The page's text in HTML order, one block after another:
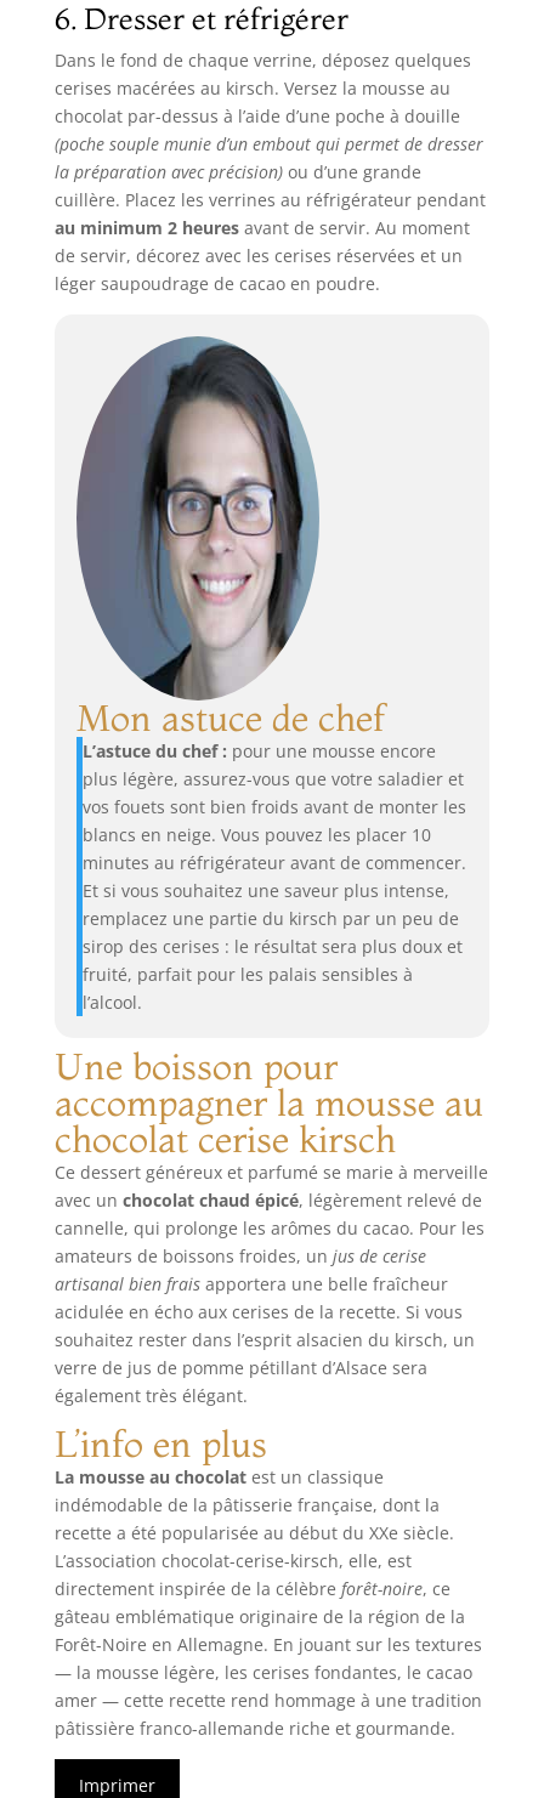
6. Dresser et réfrigérer
Dans le fond de chaque verrine, déposez quelques
cerises macérées au kirsch. Versez la mousse au
chocolat par-dessus à l’aide d’une poche à douille
(poche souple munie d’un embout qui permet de dresser
la préparation avec précision)ou d’une grande
cuillère. Placez les verrines au réfrigérateur pendant
au minimum 2 heuresavant de servir. Au moment
de servir, décorez avec les cerises réservées et un
léger saupoudrage de cacao en poudre.
Mon astuce de chef
L’astuce du chef : pour une mousse encore
plus légère, assurez-vous que votre saladier et
vos fouets sont bien froids avant de monter les
blancs en neige. Vous pouvez les placer 10
minutes au réfrigérateur avant de commencer.
Et si vous souhaitez une saveur plus intense,
remplacez une partie du kirsch par un peu de
sirop des cerises : le résultat sera plus doux et
fruité, parfait pour les palais sensibles à
l’alcool.
Une boisson pour
accompagner la mousse au
chocolat cerise kirsch
Ce dessert généreux et parfumé se marie à merveille
avec un chocolat chaud épicé, légèrement relevé de
cannelle, qui prolonge les arômes du cacao. Pour les
amateurs de boissons froides, un jus de cerise
artisanal bien fraisapportera une belle fraîcheur
acidulée en écho aux cerises de la recette. Si vous
souhaitez rester dans l’esprit alsacien du kirsch, un
verre de jus de pomme pétillant d’Alsace sera
également très élégant.
L’info en plus
La mousse au chocolatest un classique
indémodable de la pâtisserie française, dont la
recette a été popularisée au début du XXe siècle.
L’association chocolat-cerise-kirsch, elle, est
directement inspirée de la célèbre forêt-noire, ce
gâteau emblématique originaire de la région de la
Forêt-Noire en Allemagne. En jouant sur les textures
— la mousse légère, les cerises fondantes, le cacao
amer — cette recette rend hommage à une tradition
pâtissière franco-allemande riche et gourmande.
Imprimer